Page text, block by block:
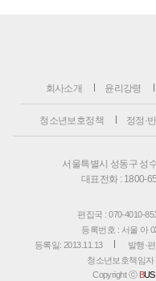
회사소개 윤리강령
청소년보호정책 정정·
서울특별시 성동구 성
대표전화 : 1800-
편집국 : 070-4010-
등록번호 : 서울 아
등록일: 2013.11.13
발행·
청소년보호책임자
Copyright ⓒ B